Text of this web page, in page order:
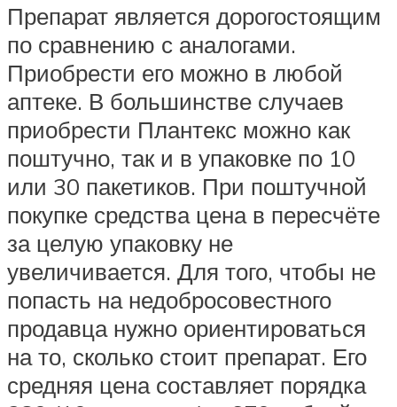
Препарат является дорогостоящим
по сравнению с аналогами.
Приобрести его можно в любой
аптеке. В большинстве случаев
приобрести Плантекс можно как
поштучно, так и в упаковке по 10
или 30 пакетиков. При поштучной
покупке средства цена в пересчёте
за целую упаковку не
увеличивается. Для того, чтобы не
попасть на недобросовестного
продавца нужно ориентироваться
на то, сколько стоит препарат. Его
средняя цена составляет порядка